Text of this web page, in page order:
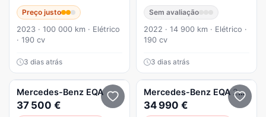
Preço justo
2023 · 100 000 km · Elétrico
· 190 cv
3 dias atrás
Sem avaliação
2022 · 14 900 km · Elétrico ·
190 cv
3 dias atrás
Mercedes-Benz EQA
37 500 €
Mercedes-Benz EQA 250 AMG Line
34 990 €